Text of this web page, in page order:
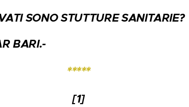
SONO STUTTURE SANITARIE?
BARI.-
*****
[1]